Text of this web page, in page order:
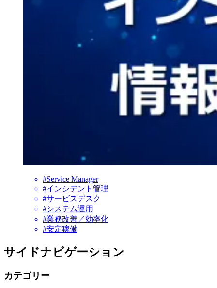
#Service Manager
#インシデント管理
#サービスデスク
#システム運用
#業務改善／効率化
#安定稼働
サイドナビゲーション
カテゴリー